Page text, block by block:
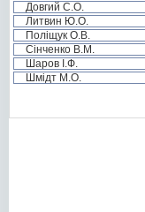
Довгий С.О.
Литвин Ю.О.
Поліщук О.В.
Сінченко В.М.
Шаров І.Ф.
Шмідт М.О.